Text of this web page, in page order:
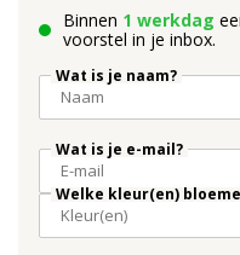
Binnen 1 werkdag
voorstel in je inbox.
Wat is je naam?
Wat is je e-mail?
Welke kleur(en)